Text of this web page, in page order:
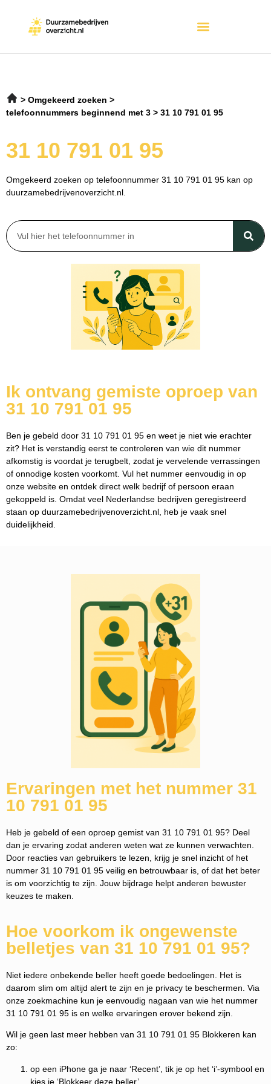
Omgekeerd zoeken
telefoonnummers beginnend met 3
31 10 791 01 95
31 10 791 01 95
Omgekeerd zoeken op telefoonnummer 31 10 791 01 95 kan op
duurzamebedrijvenoverzicht.nl.
Ik ontvang gemiste oproep van
31 10 791 01 95
Ben je gebeld door 31 10 791 01 95 en weet je niet wie erachter
zit? Het is verstandig eerst te controleren van wie dit nummer
afkomstig is voordat je terugbelt, zodat je vervelende verrassingen
of onnodige kosten voorkomt. Vul het nummer eenvoudig in op
onze website en ontdek direct welk bedrijf of persoon eraan
gekoppeld is. Omdat veel Nederlandse bedrijven geregistreerd
staan op duurzamebedrijvenoverzicht.nl, heb je vaak snel
duidelijkheid.
Ervaringen met het nummer 31
10 791 01 95
Heb je gebeld of een oproep gemist van 31 10 791 01 95? Deel
dan je ervaring zodat anderen weten wat ze kunnen verwachten.
Door reacties van gebruikers te lezen, krijg je snel inzicht of het
nummer 31 10 791 01 95 veilig en betrouwbaar is, of dat het beter
is om voorzichtig te zijn. Jouw bijdrage helpt anderen bewuster
keuzes te maken.
Hoe voorkom ik ongewenste
belletjes van 31 10 791 01 95?
Niet iedere onbekende beller heeft goede bedoelingen. Het is
daarom slim om altijd alert te zijn en je privacy te beschermen. Via
onze zoekmachine kun je eenvoudig nagaan van wie het nummer
31 10 791 01 95 is en welke ervaringen erover bekend zijn.
Wil je geen last meer hebben van 31 10 791 01 95 Blokkeren kan
zo:
op een iPhone ga je naar ‘Recent’, tik je op het ‘i’-symbool en
kies je ‘Blokkeer deze beller’.